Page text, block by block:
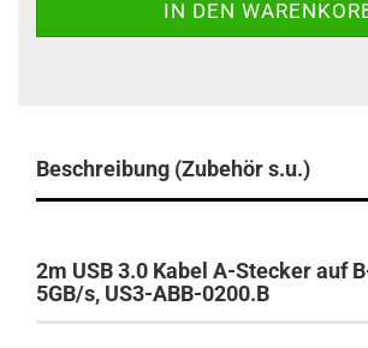
Beschreibung (Zubehör s.u.)
2m USB 3.0 Kabel A-Stecker auf
5GB/s, US3-ABB-0200.B